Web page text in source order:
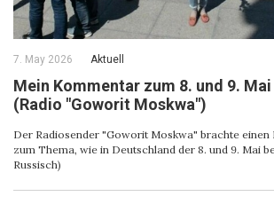
7. May 2026 Aktuell
Mein Kommentar zum 8. und 9.
(Radio "Goworit Moskwa")
Der Radiosender "Goworit Moskwa" brachte
zum Thema, wie in Deutschland der 8. und 9. Mai
Russisch)